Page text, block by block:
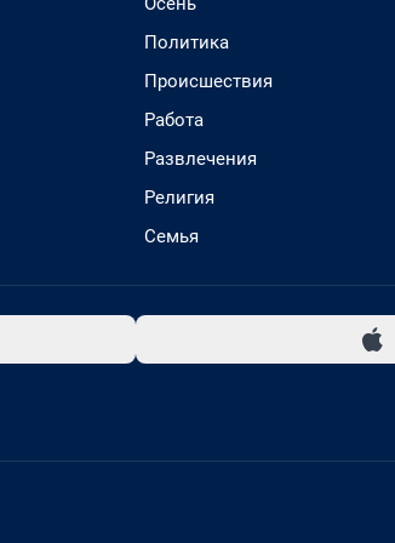
Политика
Происшествия
Работа
Развлечения
Религия
Семья